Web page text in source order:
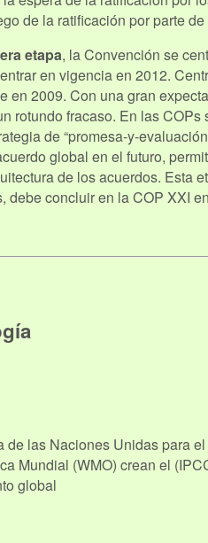
de la ratificación por parte
etapa, la Convención se
en vigencia en 2012.
en 2009. Con una gran
rotundo fracaso. En las
de “promesa-y-
global en el futuro,
de los acuerdos. Esta
debe concluir en la COP XXI
de las Naciones Unidas para
Mundial (WMO) crean el
global